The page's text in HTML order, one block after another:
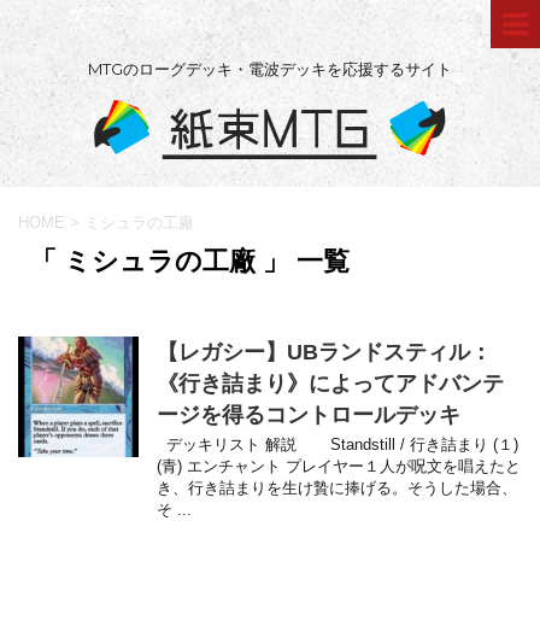
MTGのローグデッキ・電波デッキを応援するサイト
HOME > ミシュラの工廠
「 ミシュラの工廠 」 一覧
【レガシー】UBランドスティル：
《行き詰まり》によってアドバンテ
ージを得るコントロールデッキ
デッキリスト 解説 Standstill / 行き詰まり (１)
(青) エンチャント プレイヤー１人が呪文を唱えたと
き、行き詰まりを生け贄に捧げる。そうした場合、
そ ...